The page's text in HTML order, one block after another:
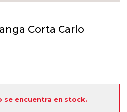
Corta Carlo
se encuentra en stock.